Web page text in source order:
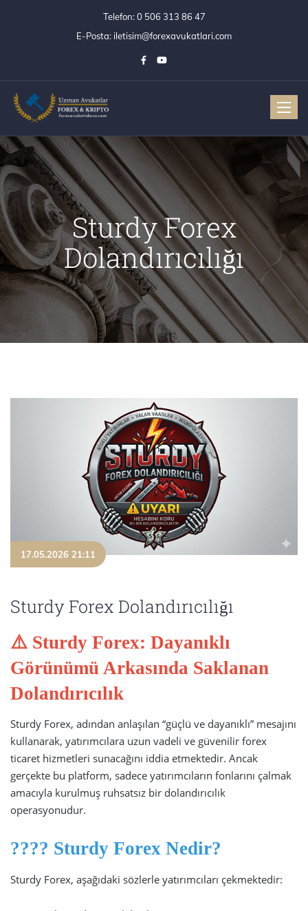
Telefon:0 506 313 86 47
E-Posta: iletisim@forexavukatlari.com
Sturdy Forex
Dolandırıcılığı
17.05.2026 21:11
Sturdy Forex Dolandırıcılığı
⚠️ Sturdy Forex: Dayanıklı
Görünümü Arkasında Saklanan
Dolandırıcılık
Sturdy Forex, adından anlaşılan “güçlü ve dayanıklı” mesajını
kullanarak, yatırımcılara uzun vadeli ve güvenilir forex
ticaret hizmetleri sunacağını iddia etmektedir. Ancak
gerçekte bu platform, sadece yatırımcıların fonlarını çalmak
amacıyla kurulmuş ruhsatsız bir dolandırıcılık
operasyonudur.
???? Sturdy Forex Nedir?
Sturdy Forex, aşağıdaki sözlerle yatırımcıları çekmektedir: